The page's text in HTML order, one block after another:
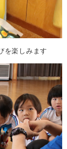
を楽しみます